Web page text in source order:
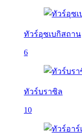
ทัวร์อุซเบกิสถาน
6
ทัวร์บราซิล
10